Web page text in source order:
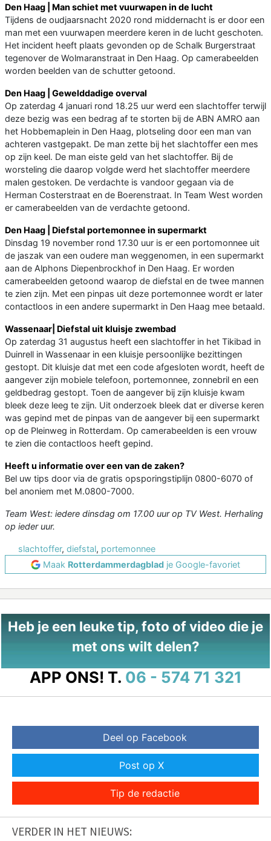
Den Haag | Man schiet met vuurwapen in de lucht
Tijdens de oudjaarsnacht 2020 rond middernacht is er door een
man met een vuurwapen meerdere keren in de lucht geschoten.
Het incident heeft plaats gevonden op de Schalk Burgerstraat
tegenover de Wolmaranstraat in Den Haag. Op camerabeelden
worden beelden van de schutter getoond.
Den Haag | Gewelddadige overval
Op zaterdag 4 januari rond 18.25 uur werd een slachtoffer terwijl
deze bezig was een bedrag af te storten bij de ABN AMRO aan
het Hobbemaplein in Den Haag, plotseling door een man van
achteren vastgepakt. De man zette bij het slachtoffer een mes
op zijn keel. De man eiste geld van het slachtoffer. Bij de
worsteling die daarop volgde werd het slachtoffer meerdere
malen gestoken. De verdachte is vandoor gegaan via de
Herman Costerstraat en de Boerenstraat. In Team West worden
er camerabeelden van de verdachte getoond.
Den Haag | Diefstal portemonnee in supermarkt
Dinsdag 19 november rond 17.30 uur is er een portomonnee uit
de jaszak van een oudere man weggenomen, in een supermarkt
aan de Alphons Diepenbrockhof in Den Haag. Er worden
camerabeelden getoond waarop de diefstal en de twee mannen
te zien zijn. Met een pinpas uit deze portemonnee wordt er later
contactloos in een andere supermarkt in Den Haag mee betaald.
Wassenaar| Diefstal uit kluisje zwembad
Op zaterdag 31 augustus heeft een slachtoffer in het Tikibad in
Duinrell in Wassenaar in een kluisje persoonlijke bezittingen
gestopt. Dit kluisje dat met een code afgesloten wordt, heeft de
aangever zijn mobiele telefoon, portemonnee, zonnebril en een
geldbedrag gestopt. Toen de aangever bij zijn kluisje kwam
bleek deze leeg te zijn. Uit onderzoek bleek dat er diverse keren
was gepind met de pinpas van de aangever bij een supermarkt
op de Pleinweg in Rotterdam. Op camerabeelden is een vrouw
te zien die contactloos heeft gepind.
Heeft u informatie over een van de zaken?
Bel uw tips door via de gratis opsporingstiplijn 0800-6070 of
bel anoniem met M.0800-7000.
Team West: iedere dinsdag om 17.00 uur op TV West. Herhaling
op ieder uur.
slachtoffer, diefstal, portemonnee
Maak Rotterdammerdagblad je Google-favoriet
Heb je een leuke tip, foto of video die je
met ons wilt delen?
APP ONS! T. 06 - 574 71 321
Deel op Facebook
Post op X
Tip de redactie
VERDER IN HET NIEUWS: